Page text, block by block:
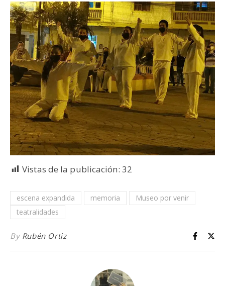
Vistas de la publicación: 32
escena expandida memoria
Museo por venir
teatralidades
By Rubén Ortiz